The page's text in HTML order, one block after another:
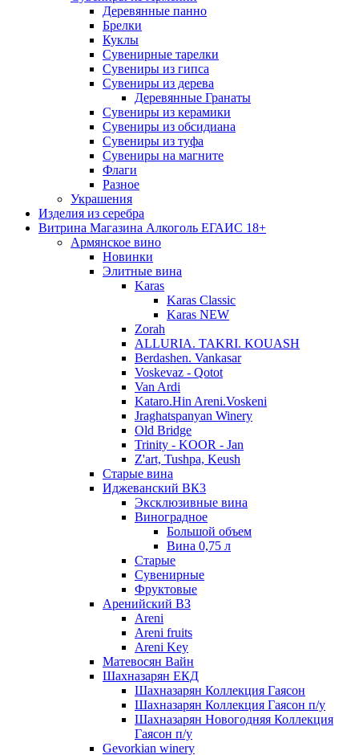
Деревянные панно
Брелки
Куклы
Сувенирные тарелки
Сувениры из гипса
Сувениры из дерева
Деревянные Гранаты
Сувениры из керамики
Сувениры из обсидиана
Сувениры из туфа
Сувениры на магните
Флаги
Разное
Украшения
Изделия из серебра
Витрина Магазина Алкоголь ЕГАИС 18+
Армянское вино
Новинки
Элитные вина
Karas
Karas Classic
Karas NEW
Zorah
ALLURIA. TAKRI. KOUASH
Berdashen. Vankasar
Voskevaz - Qotot
Van Ardi
Kataro.Hin Areni.Voskeni
Jraghatspanyan Winery
Old Bridge
Trinity - KOOR - Jan
Z'art, Tushpa, Keush
Старые вина
Иджеванский ВК3
Эксклюзивные вина
Виноградное
Большой объем
Вина 0,75 л
Старые
Сувенирные
Фруктовые
Аренийский ВЗ
Areni
Areni fruits
Areni Key
Матевосян Вайн
Шахназарян ЕКД
Шахназарян Коллекция Гаясон
Шахназарян Коллекция Гаясон п/у
Шахназарян Новогодняя Коллекция
Гаясон п/у
Gevorkian winery